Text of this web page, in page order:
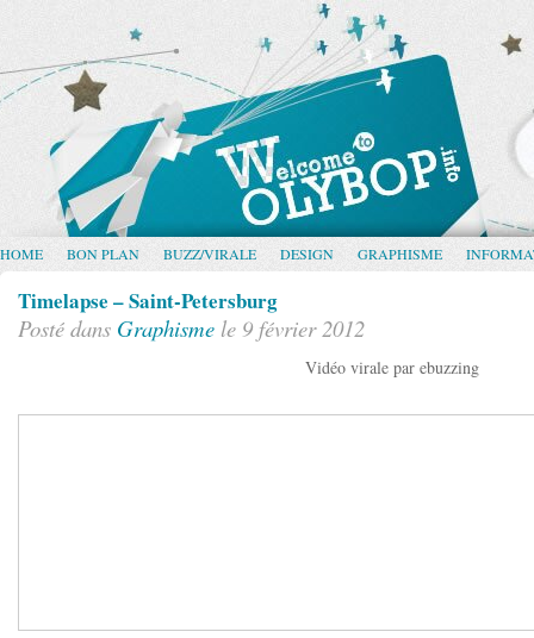
HOME BON PLAN BUZZ/VIRALE DESIGN GRAPHISME
Timelapse – Saint-Petersburg
Posté dans Graphisme le 9 février 2012
Vidéo virale par ebuzzing